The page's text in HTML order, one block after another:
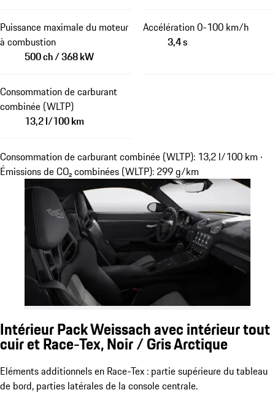
Puissance maximale du moteur
à combustion
500 ch / 368 kW
Accélération 0-100 km/h
3,4 s
Consommation de carburant
combinée (WLTP)
13,2 l/100 km
Consommation de carburant combinée (WLTP): 13,2 l/100 km ·
Émissions de CO₂ combinées (WLTP): 299 g/km
Intérieur Pack Weissach avec intérieur tout
cuir et Race-Tex, Noir / Gris Arctique
Eléments additionnels en Race-Tex : partie supérieure du tableau
de bord, parties latérales de la console centrale.